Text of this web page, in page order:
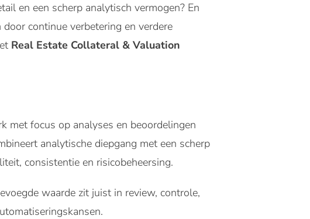
en een scherp analytisch vermogen? En
continue verbetering en verdere
Real Estate Collateral & Valuation
met focus op analyses en beoordelingen
analytische diepgang met een scherp
consistentie en risicobeheersing.
waarde zit juist in review, controle,